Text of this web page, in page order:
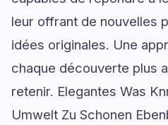
leur offrant de nouvelles
idées originales. Une
chaque découverte plus
retenir. Elegantes Was
Umwelt Zu Schonen